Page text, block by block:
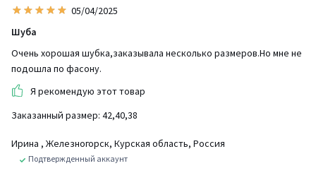
05/04/2025
Шуба
Очень хорошая шубка,заказывала несколько размеров.Но мне не
подошла по фасону.
Я рекомендую этот товар
Заказанный размер: 42,40,38
Ирина , Железногорск, Курская область, Россия
Подтвержденный аккаунт